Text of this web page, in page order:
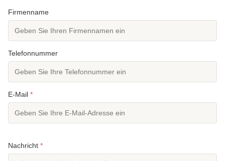
Firmenname
Telefonnummer
E-Mail *
Nachricht *